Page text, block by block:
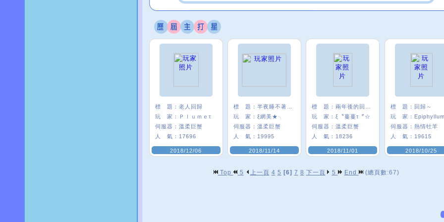
標 題： 老人回歸
玩 家：
Ｐｌｕｍｅτ
伺服器： 溫柔巨蟹
人 氣： 17696
2018/12/06
標 題：
玩 家： ξ網美★╮
伺服器： 溫柔巨蟹
人 氣： 19995
2018/11/14
標 題：
玩 家： ξ〝蔓蔓τ〞☆
伺服器： 溫柔巨蟹
人 氣： 18236
2018/11/01
標 題： 回歸～
玩 家：
伺服器： 熱情牡羊
人 氣： 19615
2018/10/25
Top 5 上一頁 4 5 [6] 7 8 下一頁 5 End (總頁數:67)